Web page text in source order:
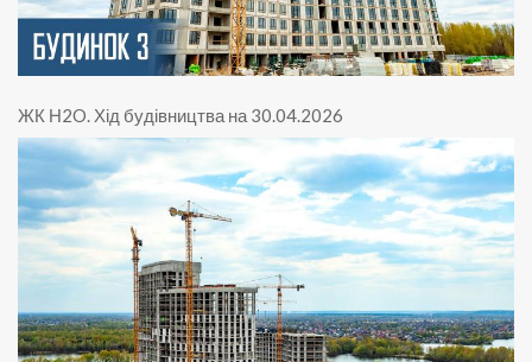
ЖК Н2O. Хід будівництва на 30.04.2026